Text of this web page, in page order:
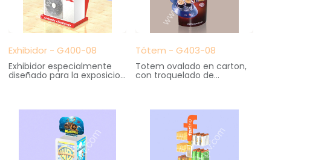
Exhibidor - G400-08
Exhibidor especialmente
diseñado para la exposicion
de equipos domesticos de
55 cm. fondo X 210 cm.
Tótem - G403-08
Totem ovalado en carton,
con troquelado de
cafetera en volumen.
Medidas: 70 cm. ancho X
25 cm. fondo X 180 cm.